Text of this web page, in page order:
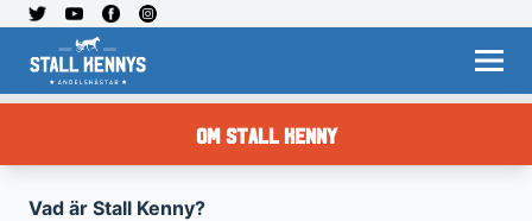
Om stall kenny
Vad är Stall Kenny?